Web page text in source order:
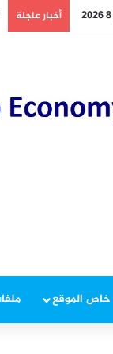
أخبار عاجلة
خاص الموقع